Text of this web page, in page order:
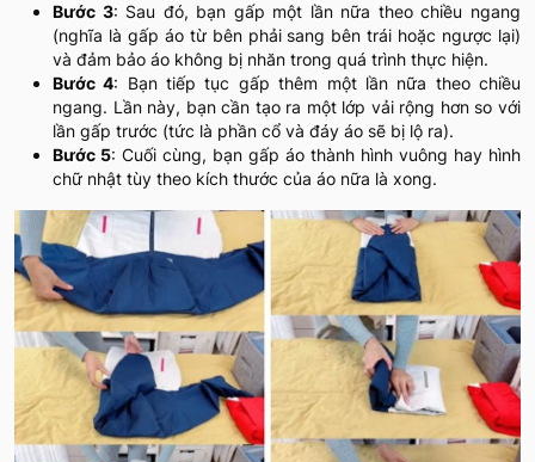
Bước 3: Sau đó, bạn gấp một lần nữa theo chiều ngang
(nghĩa là gấp áo từ bên phải sang bên trái hoặc ngược lại)
và đảm bảo áo không bị nhăn trong quá trình thực hiện.
Bước 4: Bạn tiếp tục gấp thêm một lần nữa theo chiều
ngang. Lần này, bạn cần tạo ra một lớp vải rộng hơn so với
lần gấp trước (tức là phần cổ và đáy áo sẽ bị lộ ra).
Bước 5: Cuối cùng, bạn gấp áo thành hình vuông hay hình
chữ nhật tùy theo kích thước của áo nữa là xong.